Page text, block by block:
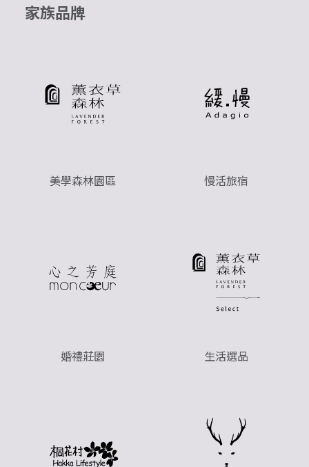
家族品牌
美學森林園區 慢活旅宿
婚禮莊園 生活選品